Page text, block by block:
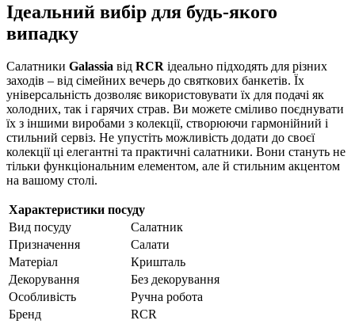
Ідеальний вибір для будь-якого
випадку
Салатники Galassia від RCR ідеально підходять для різних
заходів – від сімейних вечерь до святкових банкетів. Їх
універсальність дозволяє використовувати їх для подачі як
холодних, так і гарячих страв. Ви можете сміливо поєднувати
їх з іншими виробами з колекції, створюючи гармонійний і
стильний сервіз. Не упустіть можливість додати до своєї
колекції ці елегантні та практичні салатники. Вони стануть не
тільки функціональним елементом, але й стильним акцентом
на вашому столі.
Характеристики посуду
Вид посуду
Салатник
Призначення
Салати
Матеріал
Кришталь
Декорування
Без декорування
Особливість
Ручна робота
Бренд
RCR